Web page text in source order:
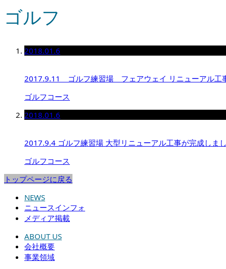
ゴルフ
2018.01.6
2017.9.11 ゴルフ練習場 フェアウェイ リニューアル工
ゴルフコース
2018.01.6
2017.9.4 ゴルフ練習場 大型リニューアル工事が完成しま
ゴルフコース
トップページに戻る
NEWS
ニュースインフォ
メディア掲載
ABOUT US
会社概要
事業領域